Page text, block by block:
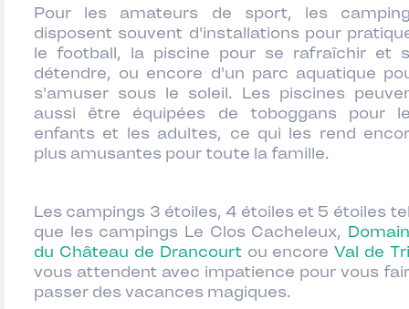
Pour les amateurs de sport, les
disposent souvent d'installations pour
le football, la piscine pour se rafraîchir et
détendre, ou encore d'un parc aquatique
s'amuser sous le soleil. Les piscines
aussi être équipées de toboggans pour
enfants et les adultes, ce qui les rend
plus amusantes pour toute la famille.
Les campings 3 étoiles, 4 étoiles et 5 étoiles
que les campings Le Clos Cacheleux,
du Château de Drancourtou encoreVal de
vous attendent avec impatience pour vous
passer des vacances magiques.